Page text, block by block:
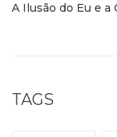
A Ilusão do Eu e
TAGS